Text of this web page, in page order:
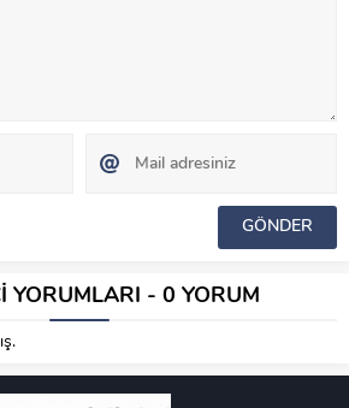
YORUMLARI - 0 YORUM